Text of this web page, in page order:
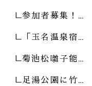
参加者募集！…
「玉名温泉宿…
菊池松囃子能…
足湯公園に竹…